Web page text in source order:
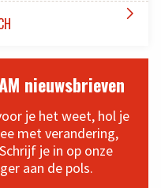

nieuwsbrieven
je het weet, hol je
met verandering,
je in op onze
aan de pols.